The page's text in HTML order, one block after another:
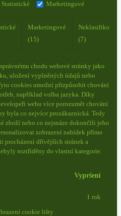
Statistické Marketingové
Marketingové
(15)
(7)
chodu webové stránky jako
uložení vyplněných údajů nebo
cookies umožní přizpůsobit chování
například volba jazyka. Díky
webu více porozumět chování
byla co nejvíce prozákaznická. Tedy
zboží nebo co nejsnáze dokončili jeho
zobrazení nabídek přímo
procházení dřívějších stránek a
roztříděny do vlastní kategorie.
Vypršení
cookie lišty
1 rok